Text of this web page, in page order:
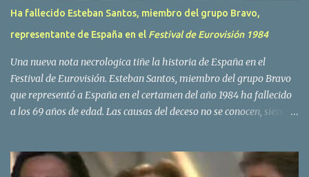
Ha fallecido Esteban Santos, miembro del grupo Bravo,
representante de España en el Festival de Eurovisión 1984
Una nueva nota necrologica tiñe la historia de España en el
Festival de Eurovisión. Esteban Santos, miembro del grupo Bravo
que representó a España en el certamen del año 1984 ha fallecido
a los 69 años de edad. Las causas del deceso no se conocen, siendo
traves de las redes sociales. Nacido en Tolosa en 1951, durante su